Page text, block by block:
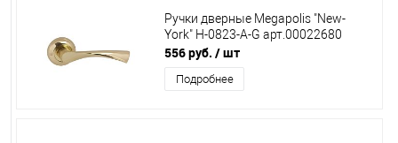
Ручки дверные Megapolis "New-
York" H-0823-A-G арт.00022680
556 руб. / шт
Подробнее